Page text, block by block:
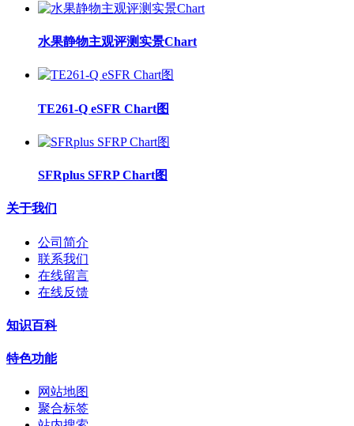
水果静物主观评测实景Chart
TE261-Q eSFR Chart图
SFRplus SFRP Chart图
关于我们
公司简介
联系我们
在线留言
在线反馈
知识百科
特色功能
网站地图
聚合标签